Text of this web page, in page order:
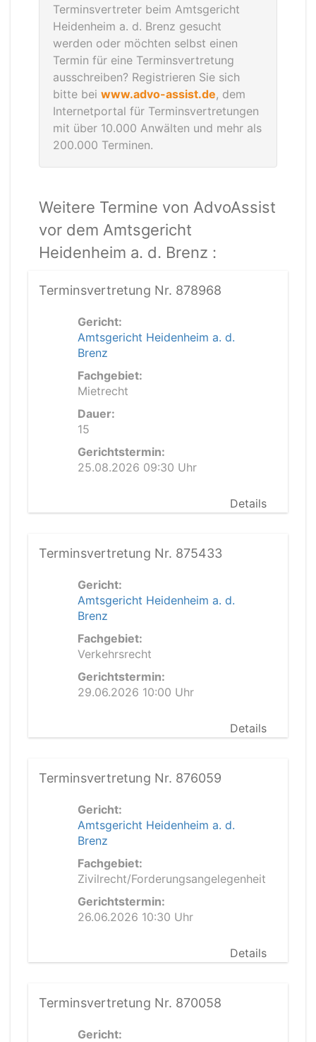
Terminsvertreter beim Amtsgericht
Heidenheim a. d. Brenz gesucht
werden oder möchten selbst einen
Termin für eine Terminsvertretung
ausschreiben? Registrieren Sie sich
bitte bei www.advo-assist.de, dem
Internetportal für Terminsvertretungen
mit über 10.000 Anwälten und mehr als
200.000 Terminen.
Weitere Termine von AdvoAssist
vor dem Amtsgericht
Heidenheim a. d. Brenz :
Terminsvertretung Nr. 878968
Gericht:
Amtsgericht Heidenheim a. d.
Brenz
Fachgebiet:
Mietrecht
Dauer:
15
Gerichtstermin:
25.08.2026 09:30 Uhr
Details
Terminsvertretung Nr. 875433
Gericht:
Amtsgericht Heidenheim a. d.
Brenz
Fachgebiet:
Verkehrsrecht
Gerichtstermin:
29.06.2026 10:00 Uhr
Details
Terminsvertretung Nr. 876059
Gericht:
Amtsgericht Heidenheim a. d.
Brenz
Fachgebiet:
Zivilrecht/Forderungsangelegenheit
Gerichtstermin:
26.06.2026 10:30 Uhr
Details
Terminsvertretung Nr. 870058
Gericht: